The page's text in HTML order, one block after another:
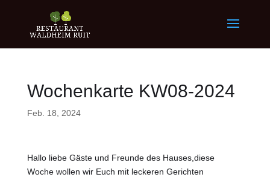
Wochenkarte KW08-2024
Feb. 18, 2024
Hallo liebe Gäste und Freunde des Hauses,diese
Woche wollen wir Euch mit leckeren Gerichten